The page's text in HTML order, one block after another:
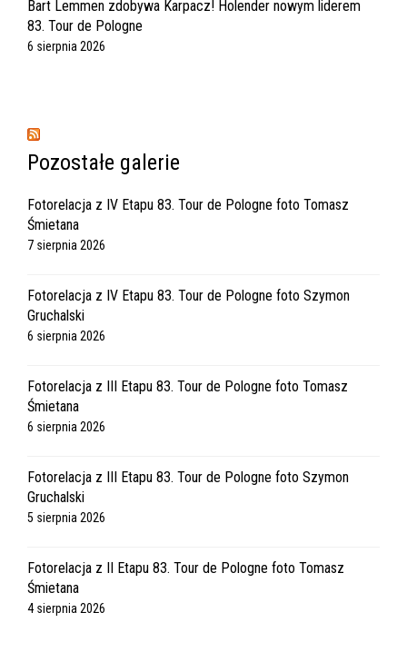
Bart Lemmen zdobywa Karpacz! Holender nowym liderem
83. Tour de Pologne
6 sierpnia 2026
Pozostałe galerie
Fotorelacja z IV Etapu 83. Tour de Pologne foto Tomasz
Śmietana
7 sierpnia 2026
Fotorelacja z IV Etapu 83. Tour de Pologne foto Szymon
Gruchalski
6 sierpnia 2026
Fotorelacja z III Etapu 83. Tour de Pologne foto Tomasz
Śmietana
6 sierpnia 2026
Fotorelacja z III Etapu 83. Tour de Pologne foto Szymon
Gruchalski
5 sierpnia 2026
Fotorelacja z II Etapu 83. Tour de Pologne foto Tomasz
Śmietana
4 sierpnia 2026